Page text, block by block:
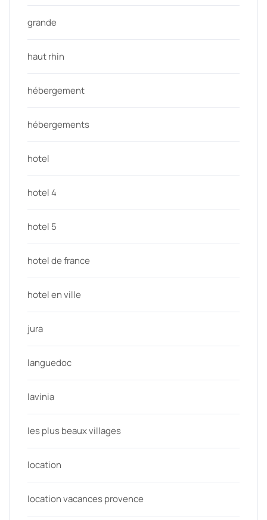
grande
haut rhin
hébergement
hébergements
hotel
hotel 4
hotel 5
hotel de france
hotel en ville
jura
languedoc
lavinia
les plus beaux villages
location
location vacances provence